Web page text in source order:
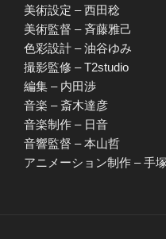
美術設定 – 西田稔
美術監督 – 斉藤雅己
色彩設計 – 油谷ゆみ
撮影監修 – T2studio
編集 – 内田渉
音楽 – 斎木達彦
音楽制作 – 日音
音響監督 – 本山哲
アニメーション制作 – 手